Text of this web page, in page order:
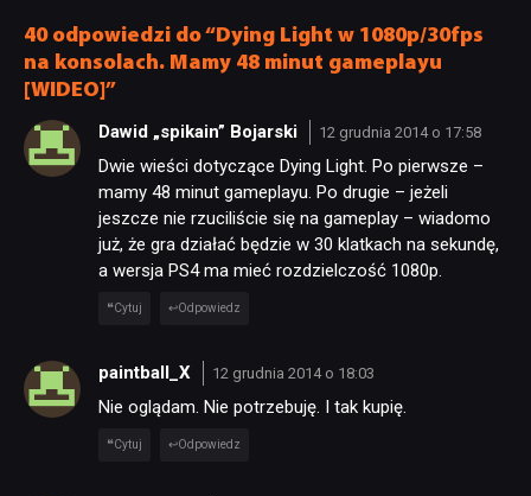
40 odpowiedzi do “Dying Light w 1080p/30fps
na konsolach. Mamy 48 minut gameplayu
[WIDEO]”
Dawid „spikain” Bojarski 12 grudnia 2014 o 17:58
Dwie wieści dotyczące Dying Light. Po pierwsze –
mamy 48 minut gameplayu. Po drugie – jeżeli
jeszcze nie rzuciliście się na gameplay – wiadomo
już, że gra działać będzie w 30 klatkach na sekundę,
a wersja PS4 ma mieć rozdzielczość 1080p.
Cytuj Odpowiedz
paintball_X 12 grudnia 2014 o 18:03
Nie oglądam. Nie potrzebuję. I tak kupię.
Cytuj Odpowiedz